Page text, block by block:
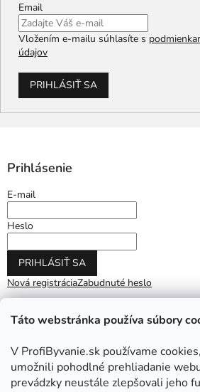
Táto webstránka používa súbory
V ProfiByvanie.sk používame
umožnili pohodlné prehliadanie
prevádzky neustále zlepšovali jeho
Email
Vložením e-mailu súhlasíte s
údajov
PRIHLÁSIŤ SA
Prihlásenie
E-mail
Heslo
PRIHLÁSIŤ SA
Nová registráciaZabudnuté heslo